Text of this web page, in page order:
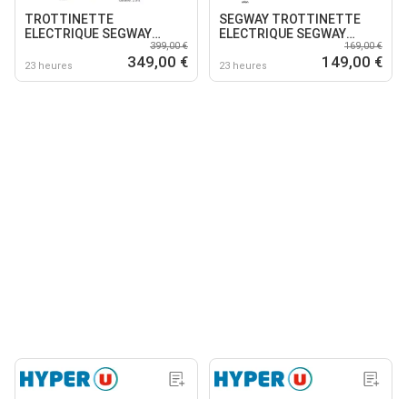
TROTTINETTE
ELECTRIQUE SEGWAY
23 heures
399,00 €
349,00 €
SEGWAY TROTTINETTE
ELECTRIQUE SEGWAY
23 heures
169,00 €
149,00 €